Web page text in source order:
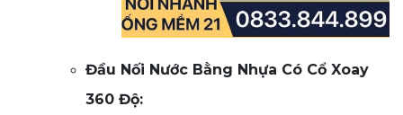
Đầu Nối Nước Bằng Nhựa Có Cổ Xoay
360 Độ: